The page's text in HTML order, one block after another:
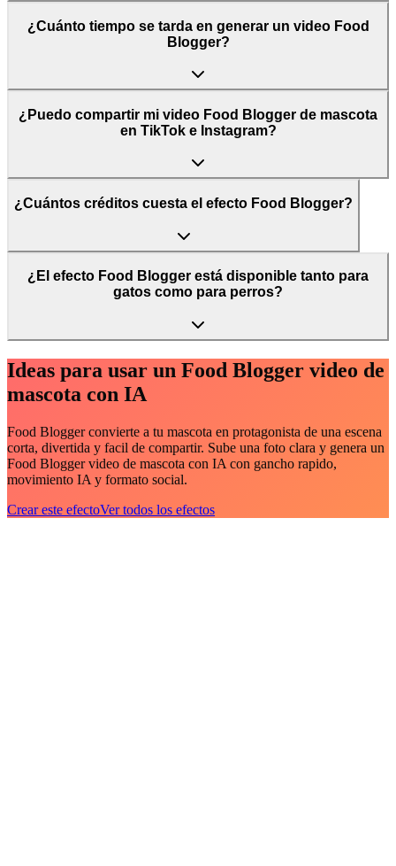
¿Cuánto tiempo se tarda en generar un video Food
Blogger?
¿Puedo compartir mi video Food Blogger de mascota
en TikTok e Instagram?
¿Cuántos créditos cuesta el efecto Food Blogger?
¿El efecto Food Blogger está disponible tanto para
gatos como para perros?
Ideas para usar un Food Blogger video de
mascota con IA
Food Blogger convierte a tu mascota en protagonista de una escena
corta, divertida y facil de compartir. Sube una foto clara y genera un
Food Blogger video de mascota con IA con gancho rapido,
movimiento IA y formato social.
Crear este efectoVer todos los efectos